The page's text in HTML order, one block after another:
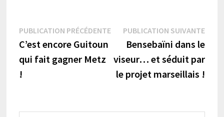
Navigation
de
l’article
PUBLICATION PRÉCÉDENTEPublication
précédente :
C’est encore Guitoun
qui fait gagner Metz
!
PUBLICATION SUIVANTE
Bensebaïni dans le
viseur… et séduit par
le projet marseillais !